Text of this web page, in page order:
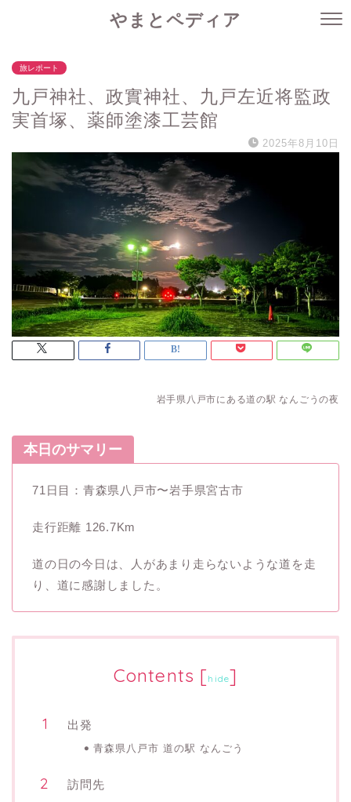
やまとペディア
旅レポート
九戸神社、政實神社、九戸左近将監政
実首塚、薬師塗漆工芸館
2025年8月10日
岩手県八戸市にある道の駅 なんごうの夜
本日のサマリー
71日目：青森県八戸市〜岩手県宮古市
走行距離 126.7Km
道の日の今日は、人があまり走らないような道を走
り、道に感謝しました。
Contents [hide]
出発
青森県八戸市 道の駅 なんごう
訪問先